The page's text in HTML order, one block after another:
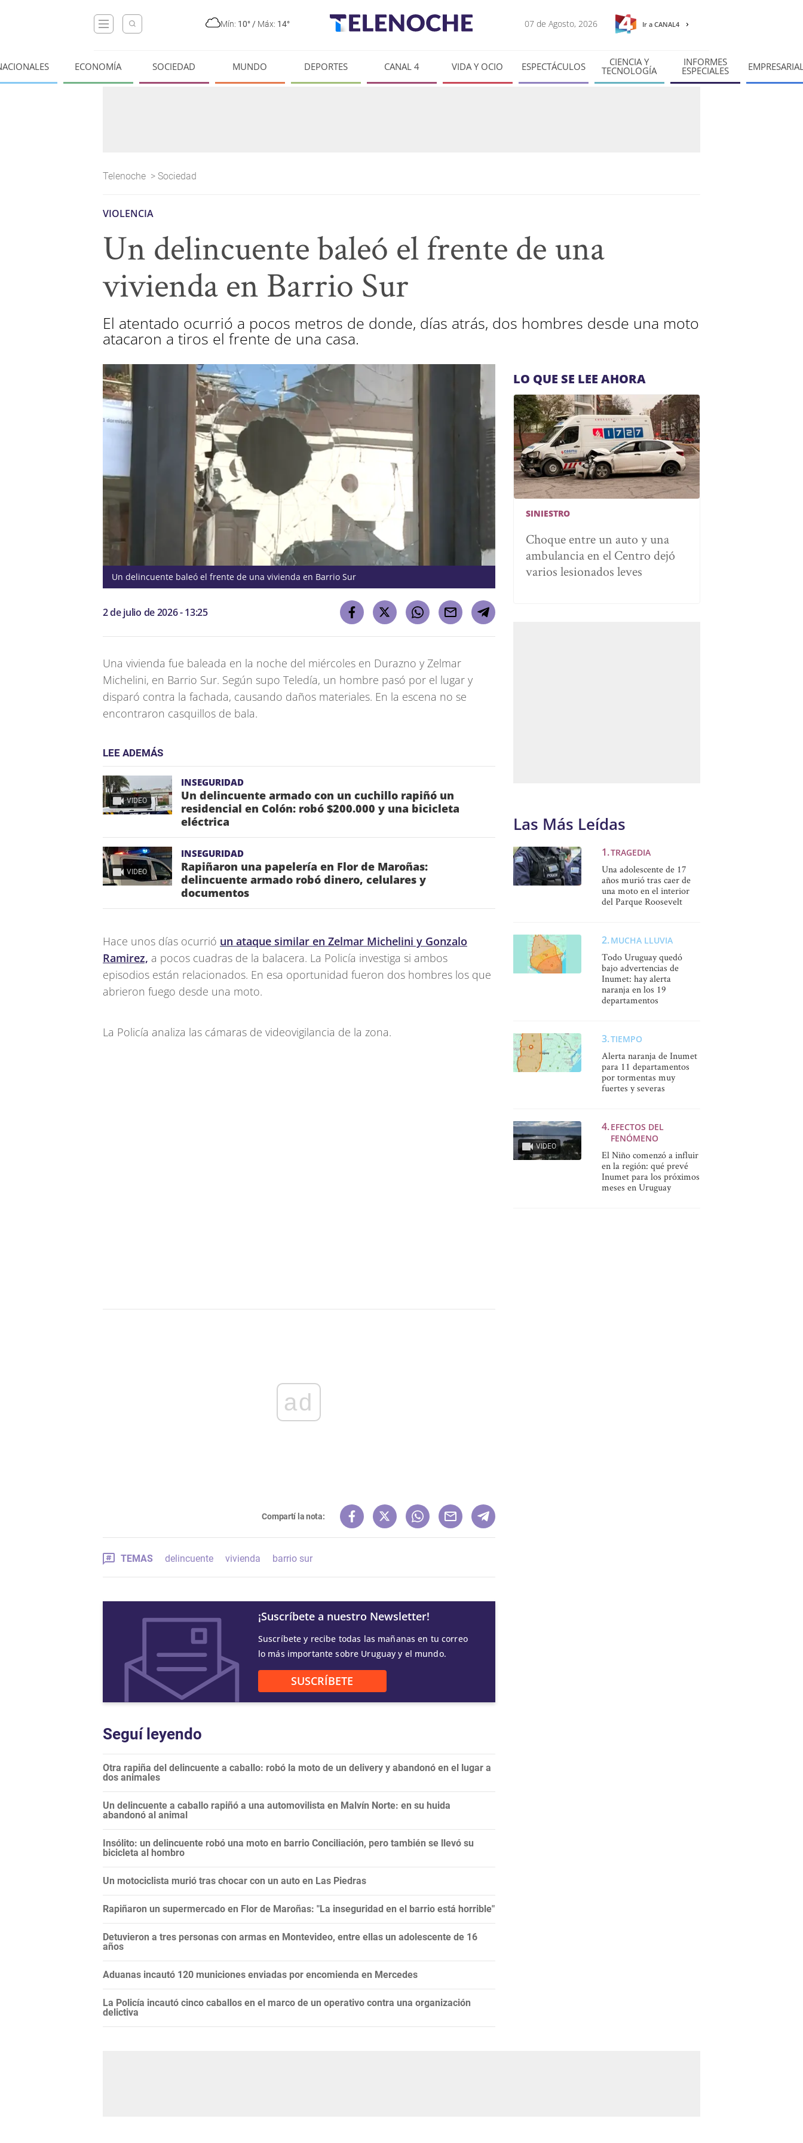
Mín: 10° / Máx: 14° 07 de Agosto, 2026 Ir a CANAL4
ECONOMÍA SOCIEDAD MUNDO DEPORTES CANAL 4 VIDA Y OCIO ESPECTÁCULOS CIENCIA Y
TECNOLOGÍA
INFORMES
ESPECIALES
Telenoche > Sociedad
VIOLENCIA
Un delincuente baleó el frente de una
vivienda en Barrio Sur
El atentado ocurrió a pocos metros de donde, días atrás, dos hombres desde una moto
atacaron a tiros el frente de una casa.
Un delincuente baleó el frente de una vivienda en Barrio Sur
2 de julio de 2026 - 13:25
Una vivienda fue baleada en la noche del miércoles en Durazno y Zelmar
Michelini, en Barrio Sur. Según supo Teledía, un hombre pasó por el lugar y
disparó contra la fachada, causando daños materiales. En la escena no se
encontraron casquillos de bala.
LEE ADEMÁS
VIDEO
INSEGURIDAD
Un delincuente armado con un cuchillo rapiñó un
residencial en Colón: robó $200.000 y una bicicleta
eléctrica
VIDEO
INSEGURIDAD
Rapiñaron una papelería en Flor de Maroñas:
delincuente armado robó dinero, celulares y
documentos
Hace unos días ocurrió un ataque similar en Zelmar Michelini y Gonzalo
Ramirez, a pocos cuadras de la balacera. La Policía investiga si ambos
episodios están relacionados. En esa oportunidad fueron dos hombres los que
abrieron fuego desde una moto.
La Policía analiza las cámaras de videovigilancia de la zona.
ad
Compartí la nota:
TEMAS delincuente vivienda barrio sur
¡Suscríbete a nuestro Newsletter!
Suscríbete y recibe todas las mañanas en tu correo
lo más importante sobre Uruguay y el mundo.
SUSCRÍBETE
Seguí leyendo
Otra rapiña del delincuente a caballo: robó la moto de un delivery y abandonó en el lugar a
dos animales
Un delincuente a caballo rapiñó a una automovilista en Malvín Norte: en su huida
abandonó al animal
Insólito: un delincuente robó una moto en barrio Conciliación, pero también se llevó su
bicicleta al hombro
Un motociclista murió tras chocar con un auto en Las Piedras
Rapiñaron un supermercado en Flor de Maroñas: "La inseguridad en el barrio está horrible"
Detuvieron a tres personas con armas en Montevideo, entre ellas un adolescente de 16
años
Aduanas incautó 120 municiones enviadas por encomienda en Mercedes
La Policía incautó cinco caballos en el marco de un operativo contra una organización
delictiva
LO QUE SE LEE AHORA
SINIESTRO
Choque entre un auto y una
ambulancia en el Centro dejó
varios lesionados leves
Las Más Leídas
TRAGEDIA
Una adolescente de 17
años murió tras caer de
una moto en el interior
del Parque Roosevelt
MUCHA LLUVIA
Todo Uruguay quedó
bajo advertencias de
Inumet: hay alerta
naranja en los 19
departamentos
TIEMPO
Alerta naranja de Inumet
para 11 departamentos
por tormentas muy
fuertes y severas
VIDEO
EFECTOS DEL
FENÓMENO
El Niño comenzó a influir
en la región: qué prevé
Inumet para los próximos
meses en Uruguay